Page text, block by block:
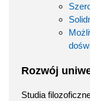
Rozwój
Studia